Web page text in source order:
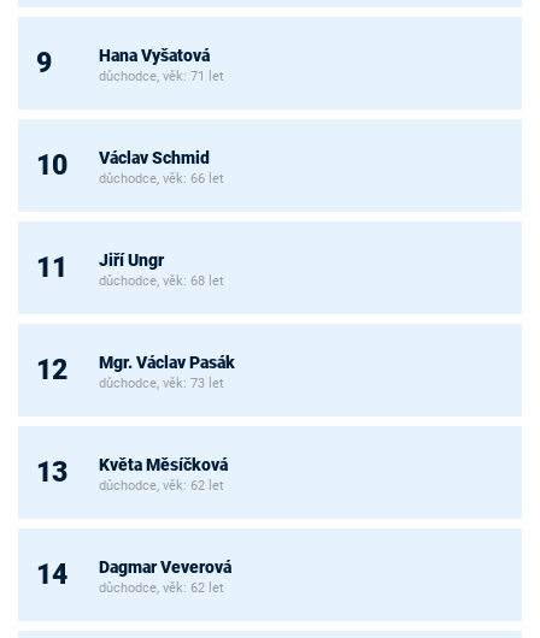
9 Hana Vyšatová
důchodce, věk: 71 let
10 Václav Schmid
důchodce, věk: 66 let
11 Jiří Ungr
důchodce, věk: 68 let
12 Mgr. Václav Pasák
důchodce, věk: 73 let
13 Květa Měsíčková
důchodce, věk: 62 let
14 Dagmar Veverová
důchodce, věk: 62 let